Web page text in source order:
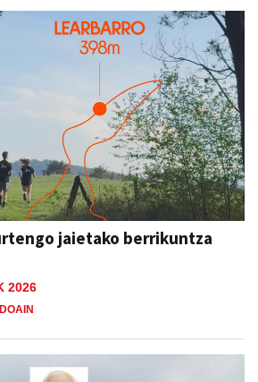
jaietako berrikuntza
2026